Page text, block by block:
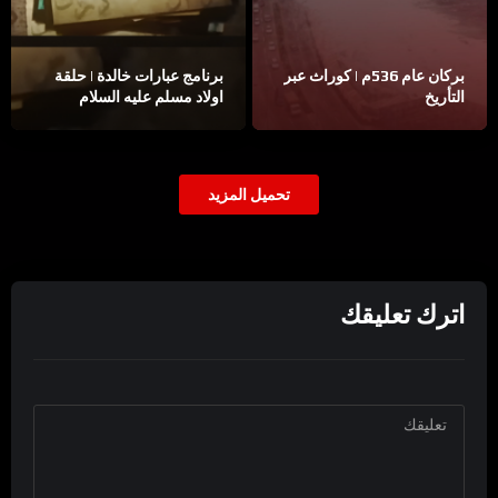
بركان عام 536م | كوراث عبر
التأريخ
برنامج عبارات خالدة | حلقة
اولاد مسلم عليه السلام
تحميل المزيد
اترك تعليقك